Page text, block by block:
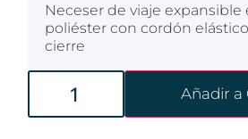
Neceser de viaje expansible
poliéster con cordón
cierre
Añadir a